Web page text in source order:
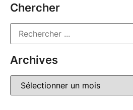
Chercher
Archives